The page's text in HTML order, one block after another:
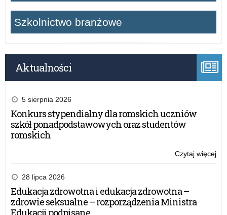
Szkolnictwo branżowe
Aktualności
5 sierpnia 2026
Konkurs stypendialny dla romskich uczniów
szkół ponadpodstawowych oraz studentów
romskich
Czytaj więcej
28 lipca 2026
Edukacja zdrowotna i edukacja zdrowotna –
zdrowie seksualne – rozporządzenia Ministra